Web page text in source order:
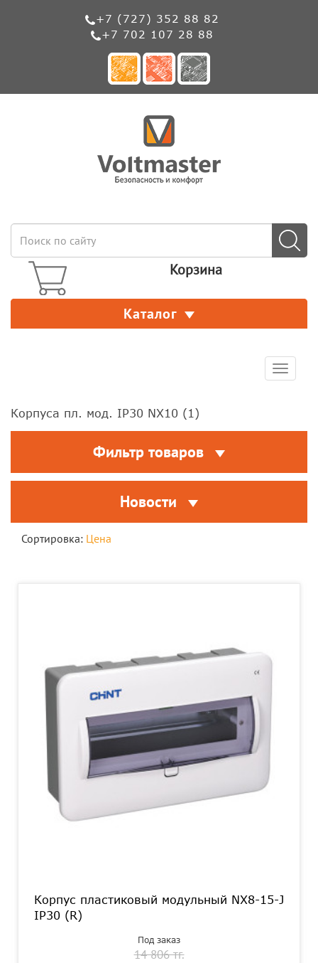
+7 (727) 352 88 82
+7 702 107 28 88
Корзина
Каталог
Toggle
Корпуса пл. мод. IP30 NX10 (1 )
Фильтр товаров
Новости
Сортировка: Цена
Корпус пластиковый модульный NX8-15-J
IP30 (R)
Под заказ
14 806 тг.